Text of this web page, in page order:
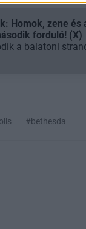
Homok, zene és
forduló! (X)
a balatoni
#bethesda